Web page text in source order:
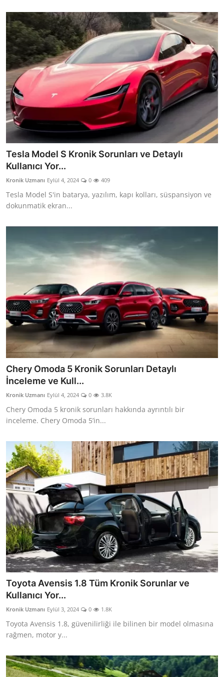
Tesla Model S Kronik Sorunları ve Detaylı
Kullanıcı Yor...
Kronik Uzmanı Eylül 4, 2024 0 409
Tesla Model S'in batarya, yazılım, kapı kolları, süspansiyon ve
dokunmatik ekran...
Chery Omoda 5 Kronik Sorunları Detaylı
İnceleme ve Kull...
Kronik Uzmanı Eylül 4, 2024 0 3.8K
Chery Omoda 5 kronik sorunları hakkında ayrıntılı bir
inceleme. Chery Omoda 5’in...
Toyota Avensis 1.8 Tüm Kronik Sorunlar ve
Kullanıcı Yor...
Kronik Uzmanı Eylül 3, 2024 0 1.8K
Toyota Avensis 1.8, güvenilirliği ile bilinen bir model olmasına
rağmen, motor y...